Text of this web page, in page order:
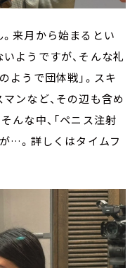
来月から始まるとい
ようですが、そんな礼
ようで団体戦」。スキ
ンなど、その辺も含め
んな中、「ペニス注射
…。詳しくはタイムフ